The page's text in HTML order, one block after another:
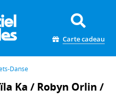
Carte cadeau
Danse
Ka / Robyn Orlin /